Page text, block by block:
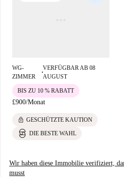
WG-
ZIMMER
■
VERFÜGBAR AB 08
AUGUST
£900/Monat
BIS ZU 10 % RABATT
lock GESCHÜTZTE KAUTION
DIE BESTE WAHL
Wir haben diese Immobilie verifiziert,
musst